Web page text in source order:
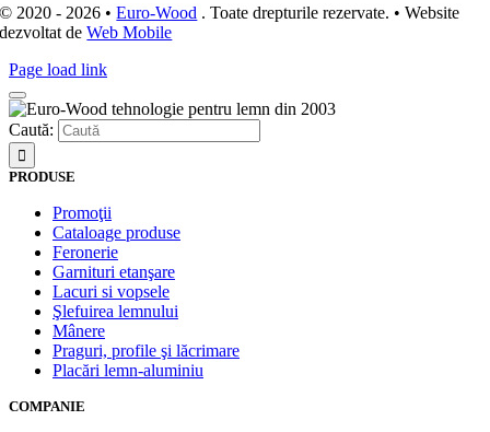
© 2020 - 2026 •Euro-Wood . Toate drepturile rezervate. • Website
dezvoltat deWeb Mobile
Page load link
Caută:
PRODUSE
Promoţii
Cataloage produse
Feronerie
Garnituri etanşare
Lacuri si vopsele
Şlefuirea lemnului
Mânere
Praguri, profile şi lăcrimare
Placări lemn-aluminiu
COMPANIE